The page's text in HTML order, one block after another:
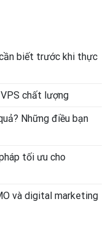
biết trước khi thực
chất lượng
Những điều bạn
tối ưu cho
và digital marketing